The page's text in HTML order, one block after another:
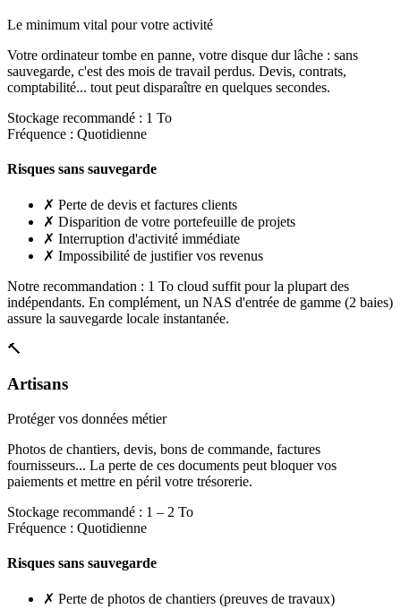
Le minimum vital pour votre activité
Votre ordinateur tombe en panne, votre disque dur lâche : sans
sauvegarde, c'est des mois de travail perdus. Devis, contrats,
comptabilité... tout peut disparaître en quelques secondes.
Stockage recommandé : 1 To
Fréquence : Quotidienne
Risques sans sauvegarde
✗ Perte de devis et factures clients
✗ Disparition de votre portefeuille de projets
✗ Interruption d'activité immédiate
✗ Impossibilité de justifier vos revenus
Notre recommandation : 1 To cloud suffit pour la plupart des
indépendants. En complément, un NAS d'entrée de gamme (2 baies)
assure la sauvegarde locale instantanée.
🔨
Artisans
Protéger vos données métier
Photos de chantiers, devis, bons de commande, factures
fournisseurs... La perte de ces documents peut bloquer vos
paiements et mettre en péril votre trésorerie.
Stockage recommandé : 1 – 2 To
Fréquence : Quotidienne
Risques sans sauvegarde
✗ Perte de photos de chantiers (preuves de travaux)